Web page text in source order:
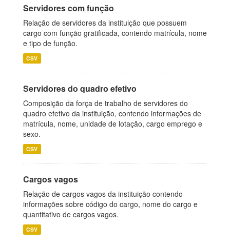
Servidores com função
Relação de servidores da instituição que possuem
cargo com função gratificada, contendo matrícula, nome
e tipo de função.
CSV
Servidores do quadro efetivo
Composição da força de trabalho de servidores do
quadro efetivo da instituição, contendo informações de
matrícula, nome, unidade de lotação, cargo emprego e
sexo.
CSV
Cargos vagos
Relação de cargos vagos da instituição contendo
informações sobre código do cargo, nome do cargo e
quantitativo de cargos vagos.
CSV